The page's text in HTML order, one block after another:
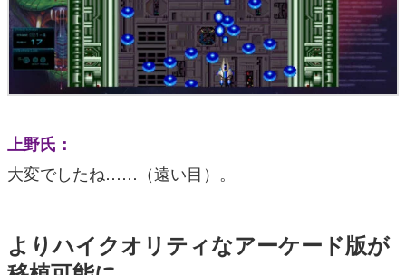
上野氏：
大変でしたね……（遠い目）。
よりハイクオリティなアーケード版が